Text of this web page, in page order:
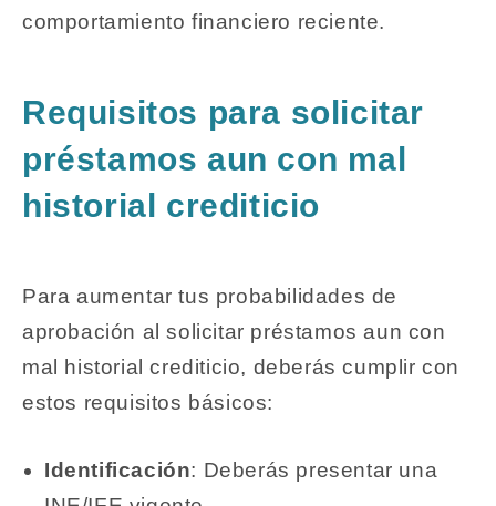
comportamiento financiero reciente.
Requisitos para solicitar
préstamos aun con mal
historial crediticio
Para aumentar tus probabilidades de
aprobación al solicitar préstamos aun con
mal historial crediticio, deberás cumplir con
estos requisitos básicos:
Identificación: Deberás presentar una